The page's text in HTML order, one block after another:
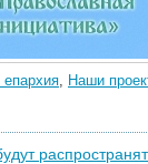
епархия, Наши